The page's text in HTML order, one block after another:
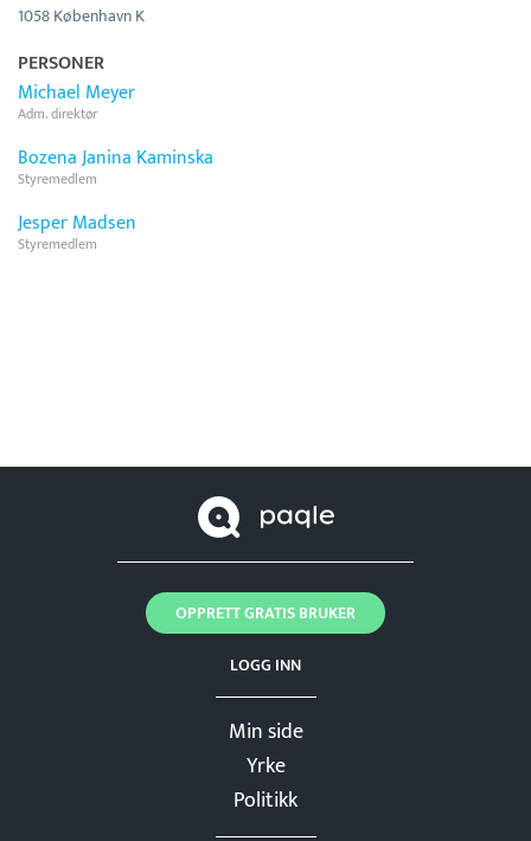
1058 København K
PERSONER
Michael Meyer
Adm. direktør
Bozena Janina Kaminska
Styremedlem
Jesper Madsen
Styremedlem
Min side
Yrke
Politikk
LOGG INN
OPPRETT GRATIS BRUKER